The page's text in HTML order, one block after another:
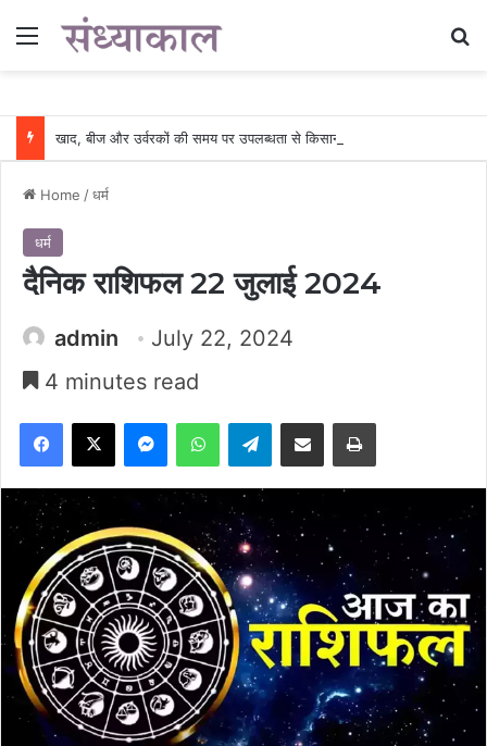
Menu
Home /धर्म
धर्म
दैनिक राशिफल 22 जुलाई 2024
admin
July 22, 2024
4 minutes read
Facebook
X MessengerWhatsAppTelegramShare via Email Print